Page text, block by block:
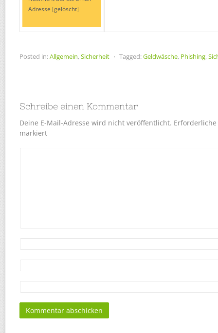
Adresse [gelöscht]
Posted in:Allgemein,Sicherheit ⋅ Tagged:Geldwäsche, Phishing,
Schreibe einen Kommentar
Deine E-Mail-Adresse wird nicht veröffentlicht.
markiert